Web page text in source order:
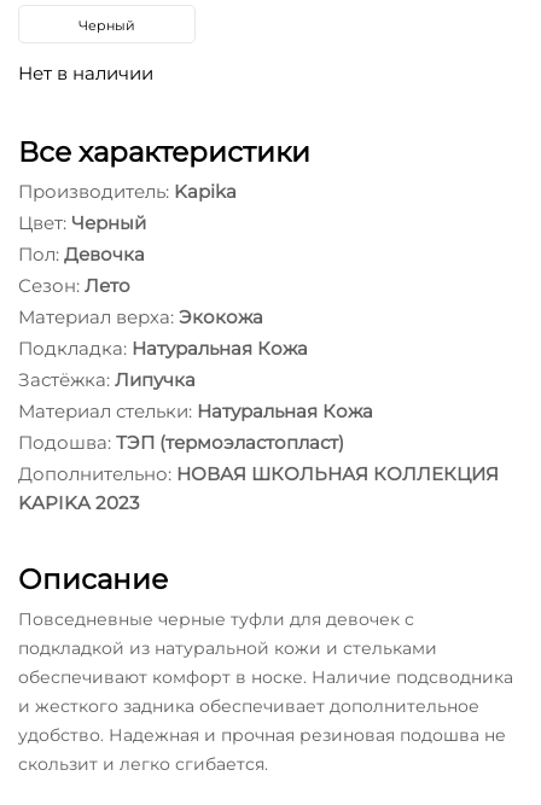
Черный
Нет в наличии
Все характеристики
Производитель: Kapika
Цвет: Черный
Пол: Девочка
Сезон: Лето
Материал верха: Экокожа
Подкладка: Натуральная Кожа
Застёжка: Липучка
Материал стельки: Натуральная Кожа
Подошва: ТЭП (термоэластопласт)
Дополнительно: НОВАЯ ШКОЛЬНАЯ КОЛЛЕКЦИЯ
KAPIKA 2023
Описание
Повседневные черные туфли для девочек с
подкладкой из натуральной кожи и стельками
обеспечивают комфорт в носке. Наличие подсводника
и жесткого задника обеспечивает дополнительное
удобство. Надежная и прочная резиновая подошва не
скользит и легко сгибается.